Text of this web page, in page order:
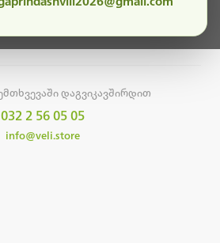
დაგვიკავშირდით
032 2 56 05 05
info@veli.store